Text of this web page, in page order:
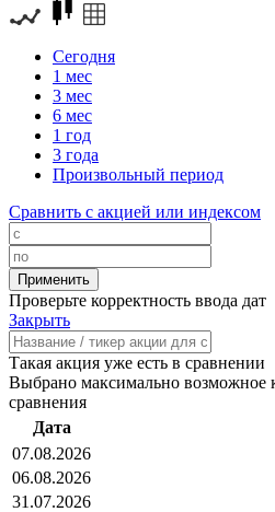
Сегодня
1 мес
3 мес
6 мес
1 год
3 года
Произвольный период
Сравнить с акцией или индексом
Проверьте корректность ввода дат
Закрыть
Такая акция уже есть в сравнении
Выбрано максимально возможное
сравнения
Дата
07.08.2026
06.08.2026
31.07.2026